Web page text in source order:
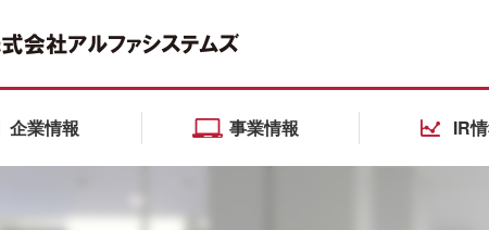
企業情報 事業情報 IR